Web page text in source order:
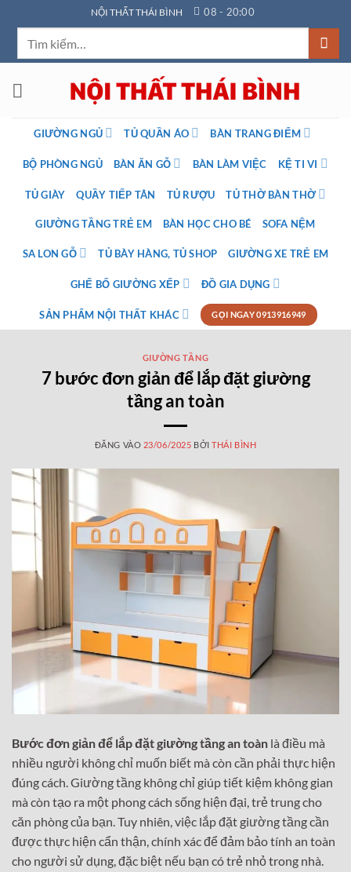
qua
dung
NỘI THẤT THÁI BÌNH 08 - 20:00
GIƯỜNG NGỦ TỦ QUẦN ÁO BÀN TRANG ĐIỂM
BỘ PHÒNG NGỦ BÀN ĂN GỖ BÀN LÀM VIỆC KỆ TI VI
TỦ GIÀY QUẦY TIẾP TÂN TỦ RƯỢU TỦ THỜ BÀN THỜ
GIƯỜNG TẦNG TRẺ EM BÀN HỌC CHO BÉ SOFA NỆM
SA LON GỖ TỦ BÀY HÀNG, TỦ SHOP GIƯỜNG XE TRẺ EM
GHẾ BỐ GIƯỜNG XẾP ĐỒ GIA DỤNG
SẢN PHẨM NỘI THẤT KHÁC GỌI NGAY 0913916949
GIƯỜNG TẦNG
7 bước đơn giản để lắp đặt giường
tầng an toàn
ĐĂNG VÀO 23/06/2025 BỞITHÁI BÌNH
Bước đơn giản để lắp đặt giường tầng an toàn là điều mà
nhiều người không chỉ muốn biết mà còn cần phải thực hiện
đúng cách. Giường tầng không chỉ giúp tiết kiệm không gian
mà còn tạo ra một phong cách sống hiện đại, trẻ trung cho
căn phòng của bạn. Tuy nhiên, việc lắp đặt giường tầng cần
được thực hiện cẩn thận, chính xác để đảm bảo tính an toàn
cho người sử dụng, đặc biệt nếu bạn có trẻ nhỏ trong nhà.